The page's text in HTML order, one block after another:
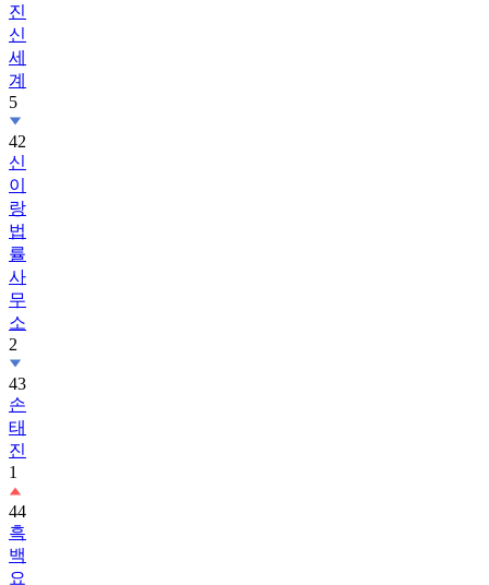
진
신
세
계
5
42
신
이
랑
법
률
사
무
소
2
43
손
태
진
1
44
흑
백
요